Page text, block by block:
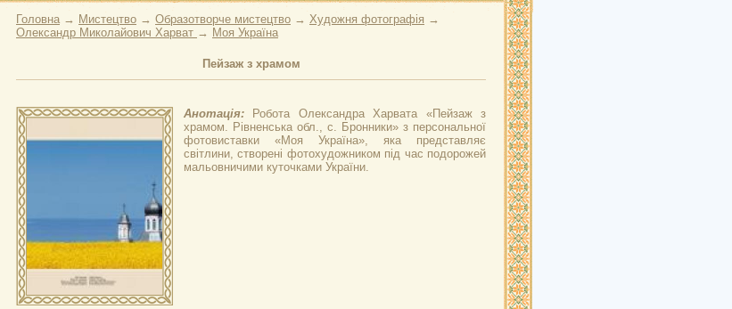
Головна → Мистецтво → Образотворче мистецтво → Художня фотографія →
Олександр Миколайович Харват → Моя Україна
Пейзаж з храмом
Анотація:
Робота Олександра Харвата «Пейзаж з
храмом. Рівненська обл., с. Бронники» з персональної
фотовиставки «Моя Україна», яка представляє
світлини, створені фотохудожником під час подорожей
мальовничими куточками України.